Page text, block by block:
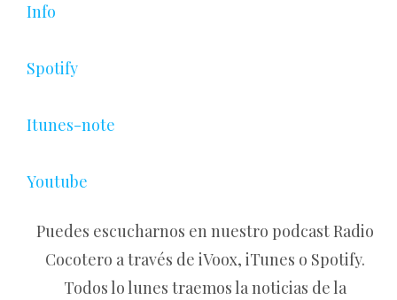
Info
Spotify
Itunes-note
Youtube
Puedes escucharnos en nuestro podcast Radio
Cocotero a través de iVoox, iTunes o Spotify.
Todos lo lunes traemos la noticias de la